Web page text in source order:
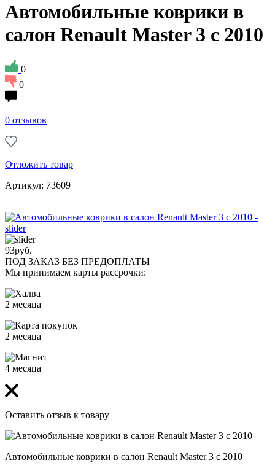
Автомобильные коврики в
салон Renault Master 3 с 2010
0
0
0 отзывов
Отложить товар
Артикул: 73609
93руб.
ПОД ЗАКАЗ БЕЗ ПРЕДОПЛАТЫ
Мы принимаем карты рассрочки:
2 месяца
2 месяца
4 месяца
Оставить отзыв к товару
Автомобильные коврики в салон Renault Master 3 с 2010